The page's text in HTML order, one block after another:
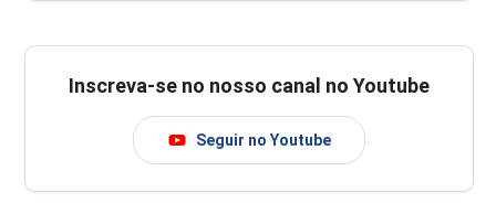
Inscreva-se no nosso canal no Youtube
Seguir no Youtube